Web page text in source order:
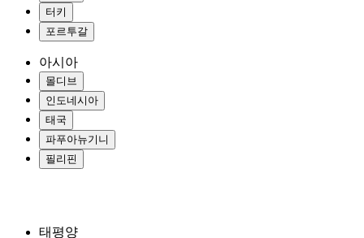
터키
포르투갈
아시아
몰디브
인도네시아
태국
파푸아뉴기니
필리핀
태평양